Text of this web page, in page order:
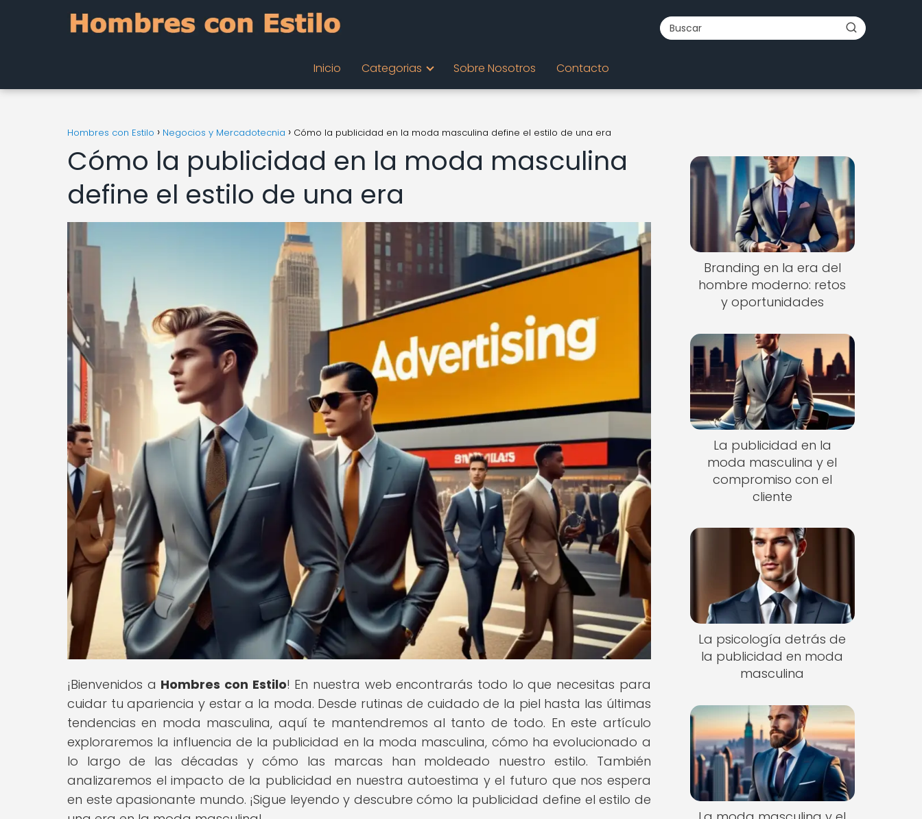
Inicio Categorias Sobre Nosotros Contacto
Hombres con Estilo Negocios y Mercadotecnia Cómo la publicidad en la moda masculina define el estilo de una era
Cómo la publicidad en la moda masculina
define el estilo de una era
¡Bienvenidos a Hombres con Estilo! En nuestra web encontrarás todo lo que necesitas para
cuidar tu apariencia y estar a la moda. Desde rutinas de cuidado de la piel hasta las últimas
tendencias en moda masculina, aquí te mantendremos al tanto de todo. En este artículo
exploraremos la influencia de la publicidad en la moda masculina, cómo ha evolucionado a
lo largo de las décadas y cómo las marcas han moldeado nuestro estilo. También
analizaremos el impacto de la publicidad en nuestra autoestima y el futuro que nos espera
en este apasionante mundo. ¡Sigue leyendo y descubre cómo la publicidad define el estilo de
Branding en la era del
hombre moderno: retos
y oportunidades
La publicidad en la
moda masculina y el
compromiso con el
cliente
La psicología detrás de
la publicidad en moda
masculina